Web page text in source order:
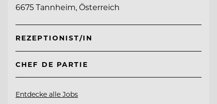
6675 Tannheim, Österreich
REZEPTIONIST/IN
CHEF DE PARTIE
Entdecke alle Jobs